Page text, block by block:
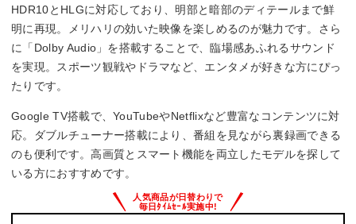
HDR10とHLGに対応しており、明部と暗部のディテールまで鮮
明に再現。メリハリの効いた映像を楽しめるのが魅力です。さら
に「Dolby Audio」を搭載することで、臨場感あふれるサウンド
を実現。スポーツ観戦やドラマなど、エンタメが好きな方にぴっ
たりです。
Google TV搭載で、YouTubeやNetflixなど豊富なコンテンツに対
応。ダブルチューナー搭載により、番組を見ながら裏録画できる
のも便利です。高画質とスマート機能を両立したモデルを探して
いる方におすすめです。